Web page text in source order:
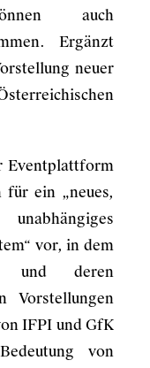
auch
Ergänzt
neuer
Eventplattform
für ein „neues,
vor, in dem
und deren
Vorstellungen
IFPI und GfK
von